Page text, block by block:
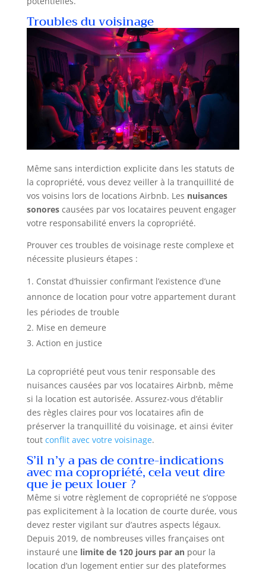
Troubles du voisinage
Même sans interdiction explicite dans les statuts de
la copropriété, vous devez veiller à la tranquillité de
vos voisins lors de locations Airbnb. Les nuisances
sonorescausées par vos locataires peuvent engager
votre responsabilité envers la copropriété.
Prouver ces troubles de voisinage reste complexe et
nécessite plusieurs étapes :
Constat d’huissier confirmant l’existence d’une
annonce de location pour votre appartement durant
les périodes de trouble
Mise en demeure
Action en justice
La copropriété peut vous tenir responsable des
nuisances causées par vos locataires Airbnb, même
si la location est autorisée. Assurez-vous d’établir
des règles claires pour vos locataires afin de
préserver la tranquillité du voisinage, et ainsi éviter
tout conflit avec votre voisinage.
S’il n’y a pas de contre-indications
avec ma copropriété, cela veut dire
que je peux louer ?
Même si votre règlement de copropriété ne s’oppose
pas explicitement à la location de courte durée, vous
devez rester vigilant sur d’autres aspects légaux.
Depuis 2019, de nombreuses villes françaises ont
instauré une limite de 120 jours par anpour la
location d’un logement entier sur des plateformes